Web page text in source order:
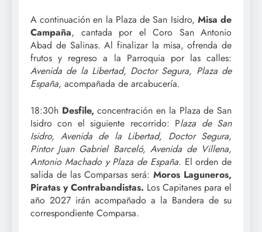
A continuación en la Plaza de San Isidro, Misa de
Campaña, cantada por el Coro San Antonio
Abad de Salinas. Al finalizar la misa, ofrenda de
frutos y regreso a la Parroquia por las calles:
Avenida de la Libertad, Doctor Segura, Plaza de
España, acompañada de arcabucería.
18:30h Desfile, concentración en la Plaza de San
Isidro con el siguiente recorrido: Plaza de San
Isidro, Avenida de la Libertad, Doctor Segura,
Pintor Juan Gabriel Barceló, Avenida de Villena,
Antonio Machado y Plaza de España. El orden de
salida de las Comparsas será: Moros Laguneros,
Piratas y Contrabandistas. Los Capitanes para el
año 2027 irán acompañado a la Bandera de su
correspondiente Comparsa.